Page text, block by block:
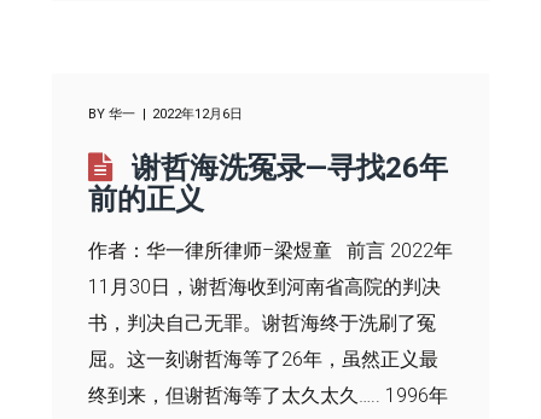
BY 华一 2022年12月6日
谢哲海洗冤录—寻找26年
前的正义
作者：华一律所律师–梁煜童 前言 2022年
11月30日，谢哲海收到河南省高院的判决
书，判决自己无罪。谢哲海终于洗刷了冤
屈。这一刻谢哲海等了26年，虽然正义最
终到来，但谢哲海等了太久太久….. 1996年